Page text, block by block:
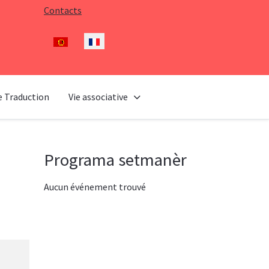
Contacts
Sélectionnez votre langue
Traduction Vie associative
Programa setmanèr
Aucun événement trouvé